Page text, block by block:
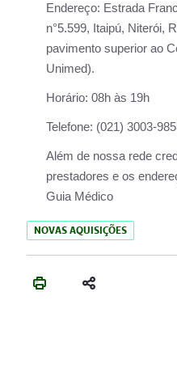
Endereço: Estrada
n°5.599, Itaipú, Niterói,
pavimento superior ao
Unimed).
Horário: 08h às 19h
Telefone: (021) 3003-
Além de nossa rede
prestadores e os
Guia Médico
NOVAS AQUISIÇÕES